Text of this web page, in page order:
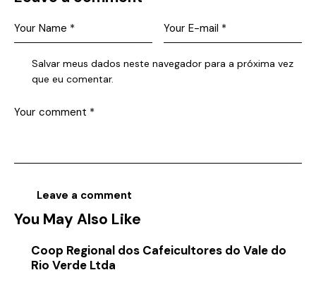
Salvar meus dados neste navegador para a próxima vez
que eu comentar.
You May Also Like
Coop Regional dos Cafeicultores do Vale do
Rio Verde Ltda